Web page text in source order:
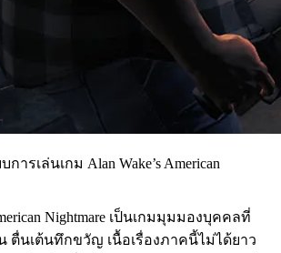
การเล่นเกม Alan Wake’s American
Nightmare เป็นเกมมุมมองบุคคลที่
ตื่นเต้นทึกขวัญ เนื้อเรื่องภาคนี้ไม่ได้ยาว